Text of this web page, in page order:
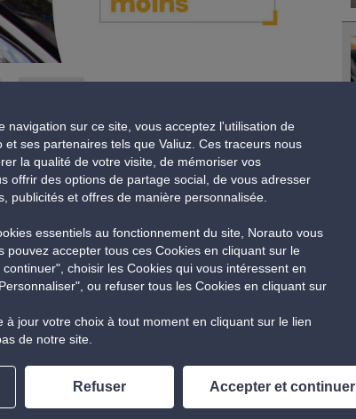
les 15 dernières années. Sur tous les
plus exigeant, plus complexe. Ces
tenue de l’allongement de la
à respecter
plus longtemps que la durée ou le nombre
et des autres usagers
navigation sur ce site, vous acceptez l'utilisation de
et ses partenaires tels que Valiuz. Ces traceurs nous
la qualité de votre visite, de mémoriser vos
offrir des options de partage social, de vous adresser
publicités et offres de manière personnalisée.
essentiels au fonctionnement du site, Norauto vous
pouvez accepter tous ces Cookies en cliquant sur le
choisir les Cookies qui vous intéressent en
ou refuser tous les Cookies en cliquant sur
à jour votre choix à tout moment en cliquant sur le lien
de notre site.
Refuser Accepter et continuer